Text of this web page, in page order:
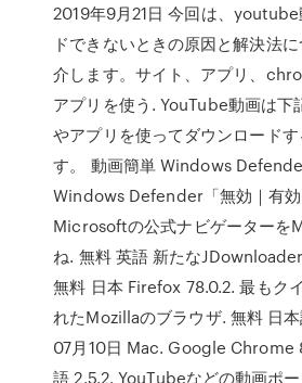
2019年9月21日 今回は、
ドできないときの原因と解決法
介します。サイト、アプリ、
アプリを使う. YouTube動画は下
やアプリを使ってダウンロード
す。 動画簡単 Windows
Windows Defender「無効｜有
Microsoftの公式ナビゲーターを
ね. 無料 英語 新たな
無料 日本 Firefox 78.0.2. 最もク
れたMozillaのブラウザ. 無料 日
07月10日 Mac. Google Chrome
語 2.5.2. YouTubeなどの動画ポ